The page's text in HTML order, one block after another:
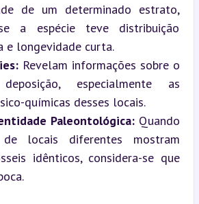
de um determinado estrato,
a espécie teve distribuição
e longevidade curta.
Revelam informações sobre o
especialmente as
químicas desses locais.
Paleontológica: Quando
de locais diferentes mostram
idênticos, considera-se que